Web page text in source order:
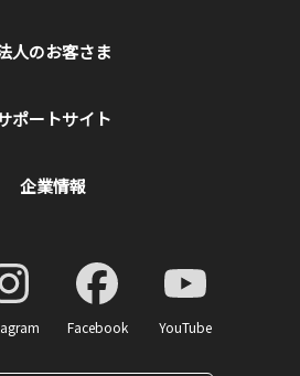
人のお客さま
ポートサイト
企業情報
Facebook YouTube